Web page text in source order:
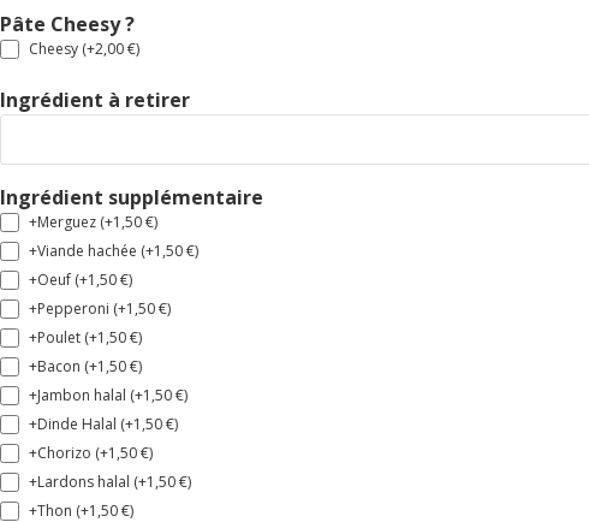
Pâte Cheesy ?
Cheesy (+2,00€)
Ingrédient à retirer
Ingrédient supplémentaire
+Merguez (+1,50€)
+Viande hachée (+1,50€)
+Oeuf (+1,50€)
+Pepperoni (+1,50€)
+Poulet (+1,50€)
+Bacon (+1,50€)
+Jambon halal (+1,50€)
+Dinde Halal (+1,50€)
+Chorizo (+1,50€)
+Lardons halal (+1,50€)
+Thon (+1,50€)